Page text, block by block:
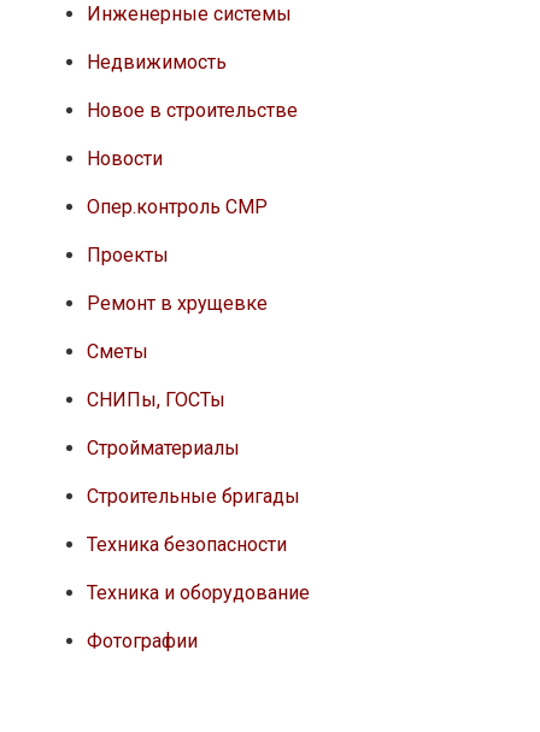
Инженерные системы
Недвижимость
Новое в строительстве
Новости
Опер.контроль СМР
Проекты
Ремонт в хрущевке
Сметы
СНИПы, ГОСТы
Стройматериалы
Строительные бригады
Техника безопасности
Техника и оборудование
Фотографии